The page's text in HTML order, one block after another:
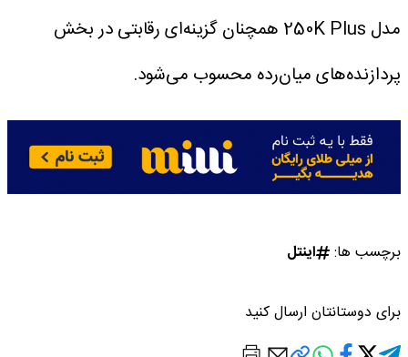
مدل 250K Plus همچنان گزینه‌ای رقابتی در بخش
پردازنده‌های میان‌رده محسوب می‌شود.
برچسب ها: اینتل
برای دوستانتان ارسال کنید